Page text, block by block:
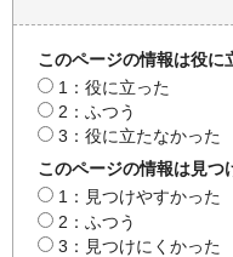
このページの情報は役に
1：役に立った
2：ふつう
3：役に立たなかった
このページの情報は見つ
1：見つけやすかった
2：ふつう
3：見つけにくかった